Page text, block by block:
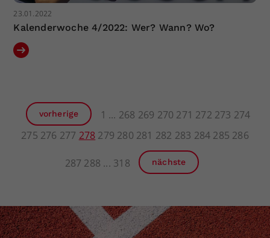
23.01.2022
Kalenderwoche 4/2022: Wer? Wann? Wo?
vorherige 1 268 269 270 271 272 273 274
275 276 277 278 279 280 281 282 283 284 285 286
287 288 318 nächste